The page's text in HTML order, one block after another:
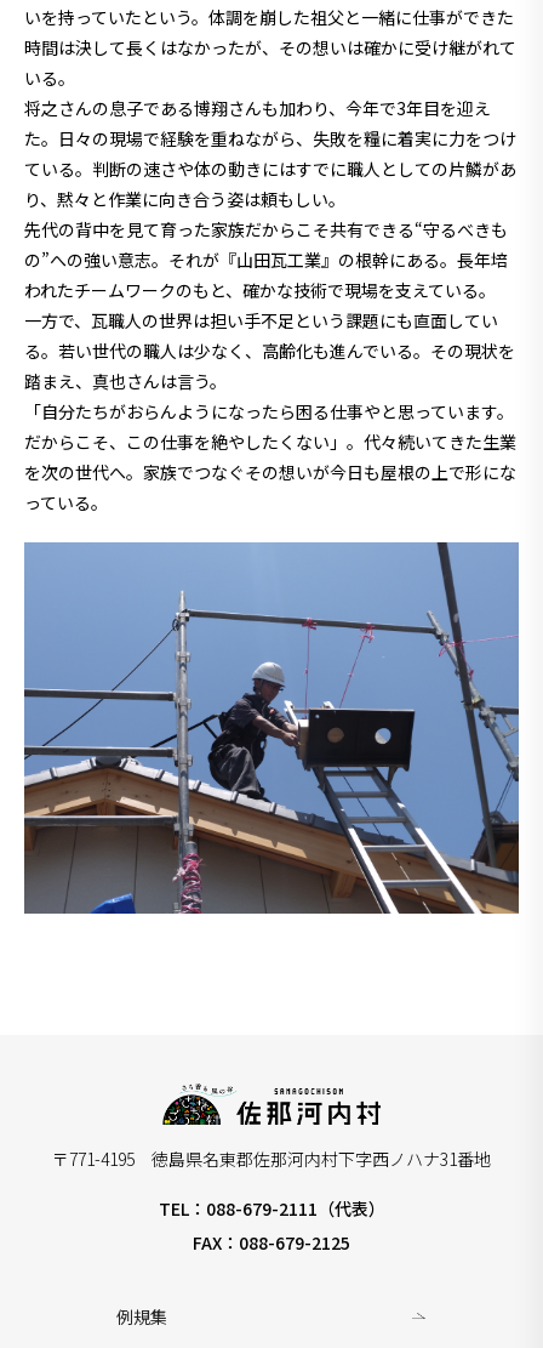
いを持っていたという。体調を崩した祖父と一緒に仕事ができた
時間は決して長くはなかったが、その想いは確かに受け継がれて
いる。
将之さんの息子である博翔さんも加わり、今年で3年目を迎え
た。日々の現場で経験を重ねながら、失敗を糧に着実に力をつけ
ている。判断の速さや体の動きにはすでに職人としての片鱗があ
り、黙々と作業に向き合う姿は頼もしい。
先代の背中を見て育った家族だからこそ共有できる“守るべきも
の”への強い意志。それが『山田瓦工業』の根幹にある。長年培
われたチームワークのもと、確かな技術で現場を支えている。
一方で、瓦職人の世界は担い手不足という課題にも直面してい
る。若い世代の職人は少なく、高齢化も進んでいる。その現状を
踏まえ、真也さんは言う。
「自分たちがおらんようになったら困る仕事やと思っています。
だからこそ、この仕事を絶やしたくない」。代々続いてきた生業
を次の世代へ。家族でつなぐその想いが今日も屋根の上で形にな
っている。
〒771-4195 徳島県名東郡佐那河内村下字西ノハナ31番地
TEL：088-679-2111（代表）
FAX：088-679-2125
例規集